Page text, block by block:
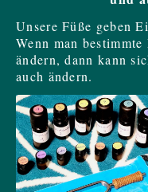
Unsere Füße geben
Wenn man
ändern, dann kann
auch ändern.